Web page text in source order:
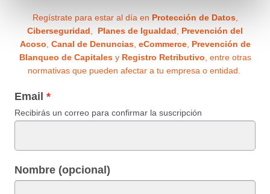
Regístrate para estar al día en Protección de Datos
Ciberseguridad
Planes de Igualdad
Prevención del
Acoso Canal de Denuncias, eCommerce, Prevención de
Blanqueo de Capitalesy Registro Retributivo , entre otras
normativas que pueden afectar a tu empresa o entidad.
Email
Recibirás un correo para confirmar la suscripción
Nombre (opcional)